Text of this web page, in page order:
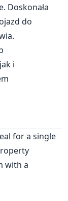
Doskonała
do
i
for a single
with a